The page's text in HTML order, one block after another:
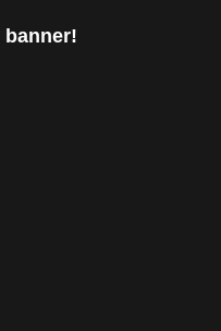
banner!